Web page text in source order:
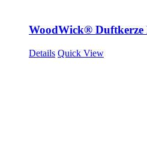
WoodWick®
Details Quick View